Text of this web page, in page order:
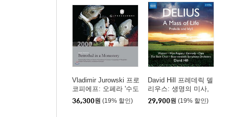
Vladimir Jurowski 프로
코피에프: 오페라 '수도
원에서의 약혼' (Prokofi
ev: Betrothal in a Mona
36,300원 (19% 할인)
David Hill 프레데릭 델
리우스: 생명의 미사,
전주곡과 전원곡 (Fred
erick Delius: A Mass of
29,900원 (19% 할인)